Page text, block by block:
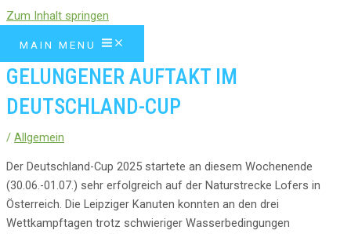
Zum Inhalt springen
MAIN MENU
GELUNGENER AUFTAKT IM
DEUTSCHLAND-CUP
/ Allgemein
Der Deutschland-Cup 2025 startete an diesem Wochenende
(30.06.-01.07.) sehr erfolgreich auf der Naturstrecke Lofers in
Österreich. Die Leipziger Kanuten konnten an den drei
Wettkampftagen trotz schwieriger Wasserbedingungen